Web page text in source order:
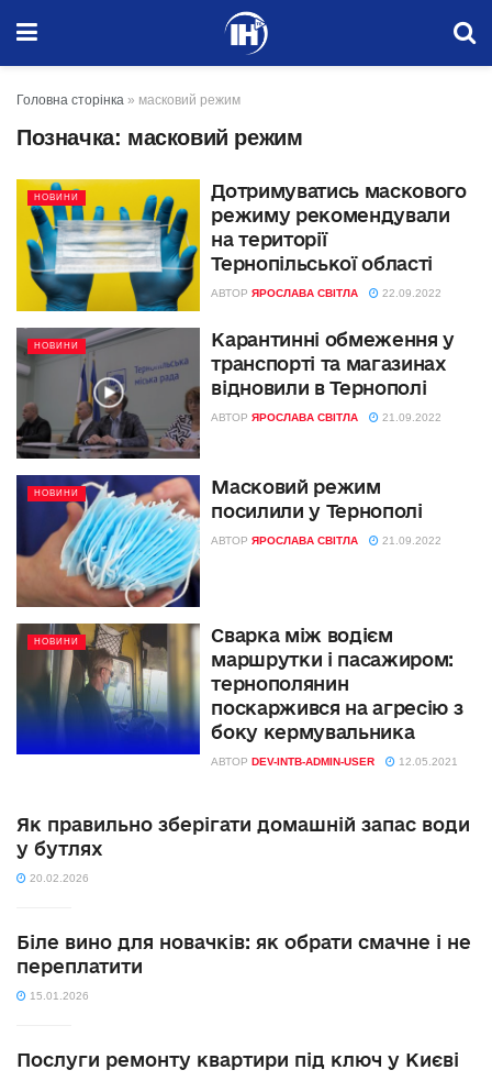
Головна сторінка » масковий режим
Позначка: масковий режим
НОВИНИ
Дотримуватись маскового
режиму рекомендували
на території
Тернопільської області
АВТОР ЯРОСЛАВА СВІТЛА 22.09.2022
НОВИНИ
Карантинні обмеження у
транспорті та магазинах
відновили в Тернополі
АВТОР ЯРОСЛАВА СВІТЛА 21.09.2022
НОВИНИ
Масковий режим
посилили у Тернополі
АВТОР ЯРОСЛАВА СВІТЛА 21.09.2022
НОВИНИ
Сварка між водієм
маршрутки і пасажиром:
тернополянин
поскаржився на агресію з
боку кермувальника
АВТОР DEV-INTB-ADMIN-USER 12.05.2021
Як правильно зберігати домашній запас води
у бутлях
20.02.2026
Біле вино для новачків: як обрати смачне і не
переплатити
15.01.2026
Послуги ремонту квартири під ключ у Києві